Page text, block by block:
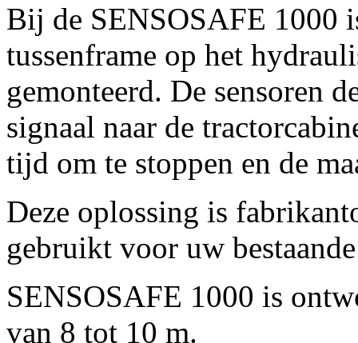
Bij de SENSOSAFE 1000
tussenframe op het
gemonteerd. De sensoren
signaal naar de
tijd om te stoppen en de
Deze oplossing is
gebruikt voor uw
SENSOSAFE 1000 is
van 8 tot 10 m.